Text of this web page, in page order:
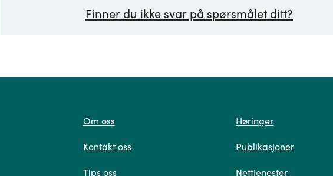
Finner du ikke svar på spørsmålet ditt?
Om oss
Kontakt oss
Tips oss
Høringer
Publikasjoner
Nettjenester